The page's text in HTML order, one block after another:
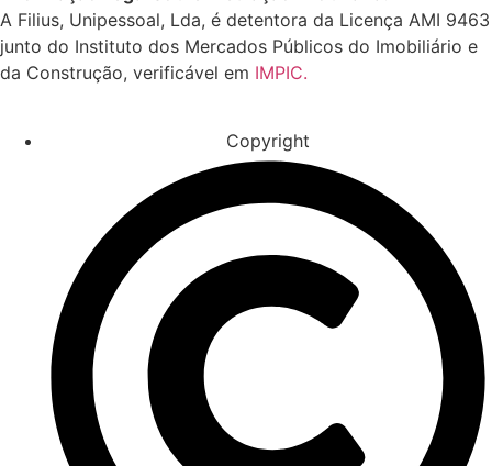
A Filius, Unipessoal, Lda, é detentora da Licença AMI 9463
junto do Instituto dos Mercados Públicos do Imobiliário e
da Construção, verificável em IMPIC.
Copyright